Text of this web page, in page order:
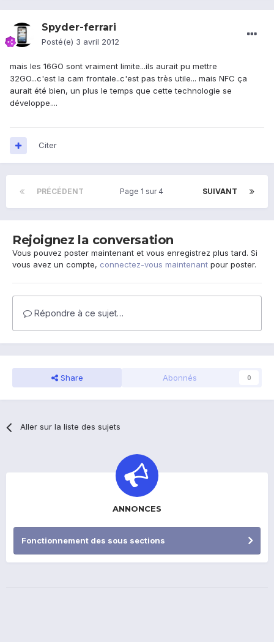
Spyder-ferrari
Posté(e) 3 avril 2012
mais les 16GO sont vraiment limite...ils aurait pu mettre
32GO...c'est la cam frontale..c'est pas très utile... mais NFC ça
aurait été bien, un plus le temps que cette technologie se
développe....
Citer
PRÉCÉDENT SUIVANT
Page 1 sur 4
Rejoignez la conversation
Vous pouvez poster maintenant et vous enregistrez plus tard. Si
vous avez un compte, connectez-vous maintenant pour poster.
Répondre à ce sujet…
Share Abonnés 0
Aller sur la liste des sujets
ANNONCES
Fonctionnement des sous sections